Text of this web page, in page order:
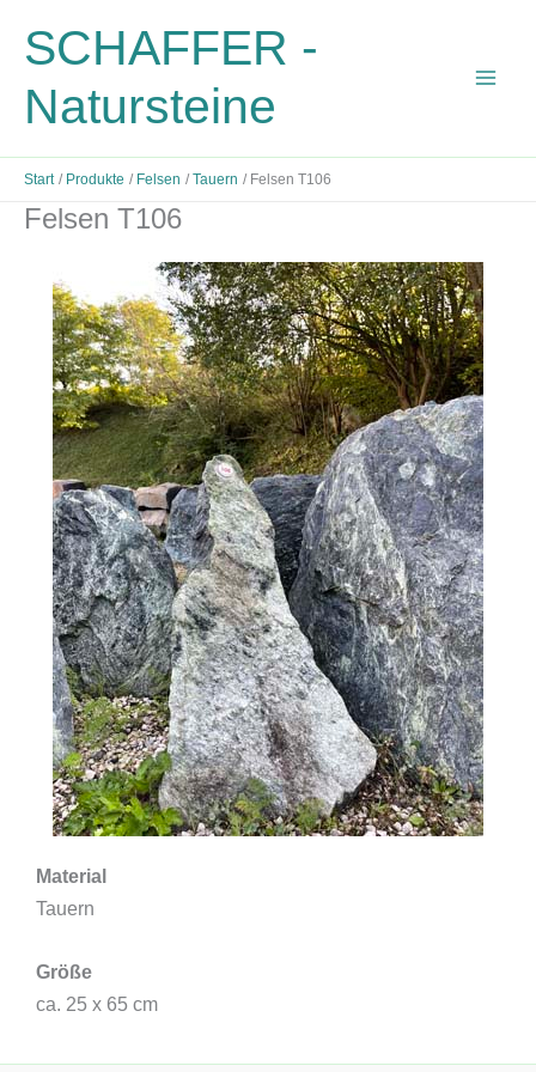
InhaltSCHAFFER -
Natursteine
Start Produkte Felsen Tauern Felsen T106
Felsen T106
Material
Tauern
Größe
ca. 25 x 65 cm